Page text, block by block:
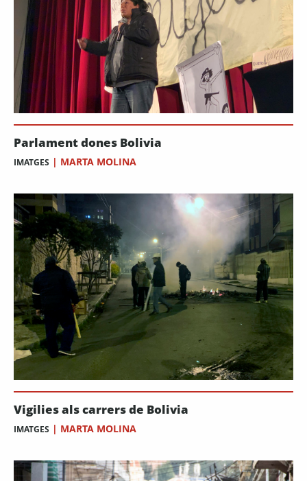
Parlament dones Bolivia
IMATGES | MARTA MOLINA
Vigilies als carrers de Bolivia
IMATGES | MARTA MOLINA